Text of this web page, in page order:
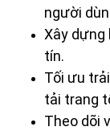
người
Xây
tín.
Tối ưu
tải trang
Theo dõi